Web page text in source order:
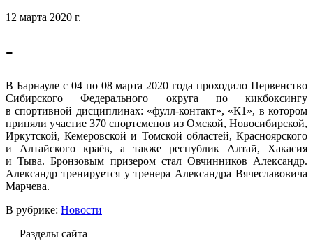
12 марта 2020 г.
-
В Барнауле с 04 по 08 марта 2020 года проходило Первенство
Сибирского Федерального округа по кикбоксингу
в спортивной дисциплинах: «фулл-контакт», «К1», в котором
приняли участие 370 спортсменов из Омской, Новосибирской,
Иркутской, Кемеровской и Томской областей, Красноярского
и Алтайского краёв, а также республик Алтай, Хакасия
и Тыва. Бронзовым призером стал Овчинников Александр.
Александр тренируется у тренера Александра Вячеславовича
Марчева.
В рубрике: Новости
Разделы сайта